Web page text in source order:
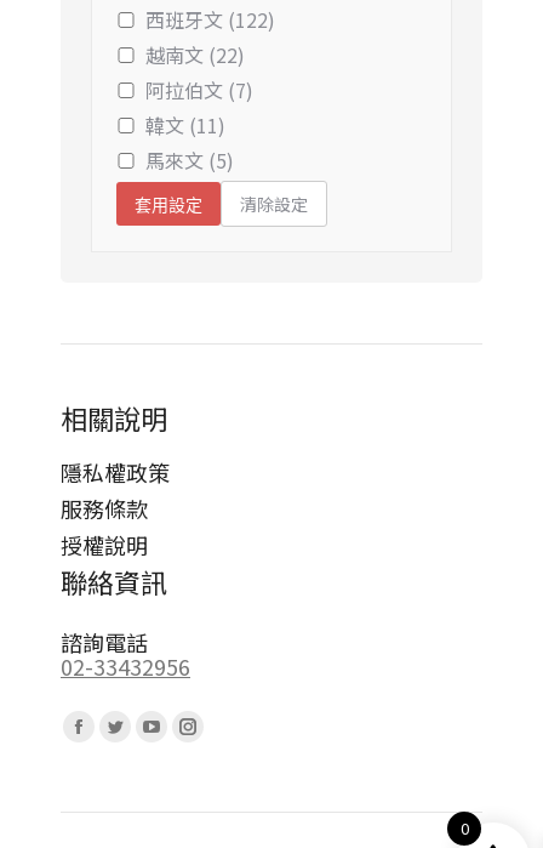
西班牙文 (122)
越南文 (22)
阿拉伯文 (7)
韓文 (11)
馬來文 (5)
套用設定 清除設定
相關說明
隱私權政策
服務條款
授權說明
聯絡資訊
諮詢電話
02-33432956
Facebook
opens
Twitter
opens
YouTube
opens
Instagram
opens
0